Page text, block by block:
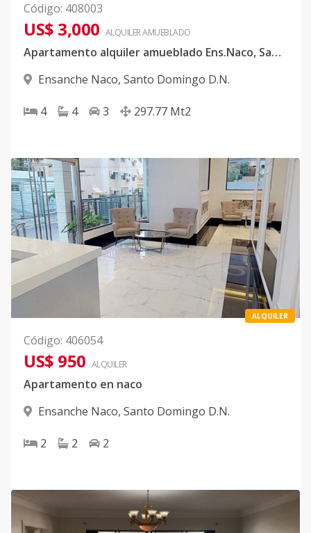
Código: 408003
US$ 3,000 ALQUILERAMUEBLADO
Apartamento alquiler amueblado Ens.Naco, Santo Domingo
Ensanche Naco, Santo Domingo D.N.
4 4 3 297.77 Mt2
ALQUILER
Código: 406054
US$ 950 ALQUILER
Apartamento en naco
Ensanche Naco, Santo Domingo D.N.
2 2 2